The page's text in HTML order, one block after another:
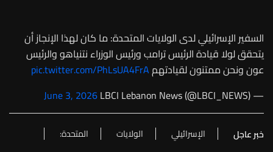
السفير الإسرائيلي لدى الولايات المتحدة: ما كان لهذا الإنجاز أن
يتحقق لولا قيادة الرئيس ترامب ورئيس الوزراء نتنياهو والرئيس
عون ونحن ممتنون لقيادتهمpic.twitter.com/PhLsUA4FrA
— LBCI Lebanon News (@LBCI_NEWS)
June 3, 2026
خبر عاجل الإسرائيلي الولايات
المتحدة: